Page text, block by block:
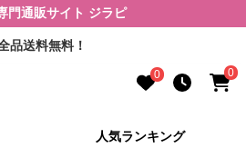
門通販サイト ジラピ
品送料無料！
0 0
人気ランキング